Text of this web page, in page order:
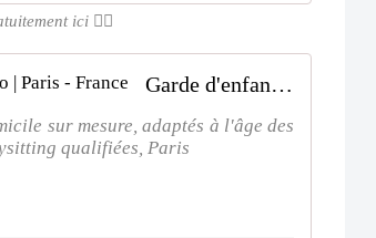
ici 👌🏻
Garde d'enfants à domicile de confiance | Ikuto | Paris - France
sur mesure, adaptés à l'âge des
qualifiées, Paris